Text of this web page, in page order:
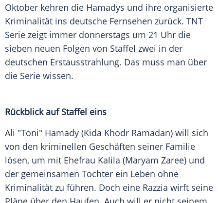
Oktober kehren die Hamadys und ihre organisierte
Kriminalität ins deutsche Fernsehen zurück. TNT
Serie zeigt immer donnerstags um 21 Uhr die
sieben neuen Folgen von Staffel zwei in der
deutschen Erstausstrahlung. Das muss man über
die Serie wissen.
Rückblick auf Staffel eins
Ali "Toni" Hamady (Kida Khodr Ramadan) will sich
von den kriminellen Geschäften seiner Familie
lösen, um mit Ehefrau Kalila (Maryam Zaree) und
der gemeinsamen Tochter ein Leben ohne
Kriminalität zu führen. Doch eine Razzia wirft seine